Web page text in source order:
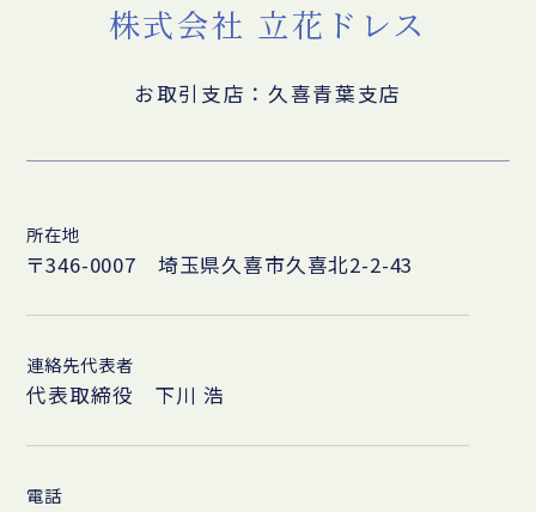
株式会社 立花ドレス
お取引支店：久喜青葉支店
所在地
〒346-0007 埼玉県久喜市久喜北2-2-43
連絡先代表者
代表取締役 下川 浩
電話